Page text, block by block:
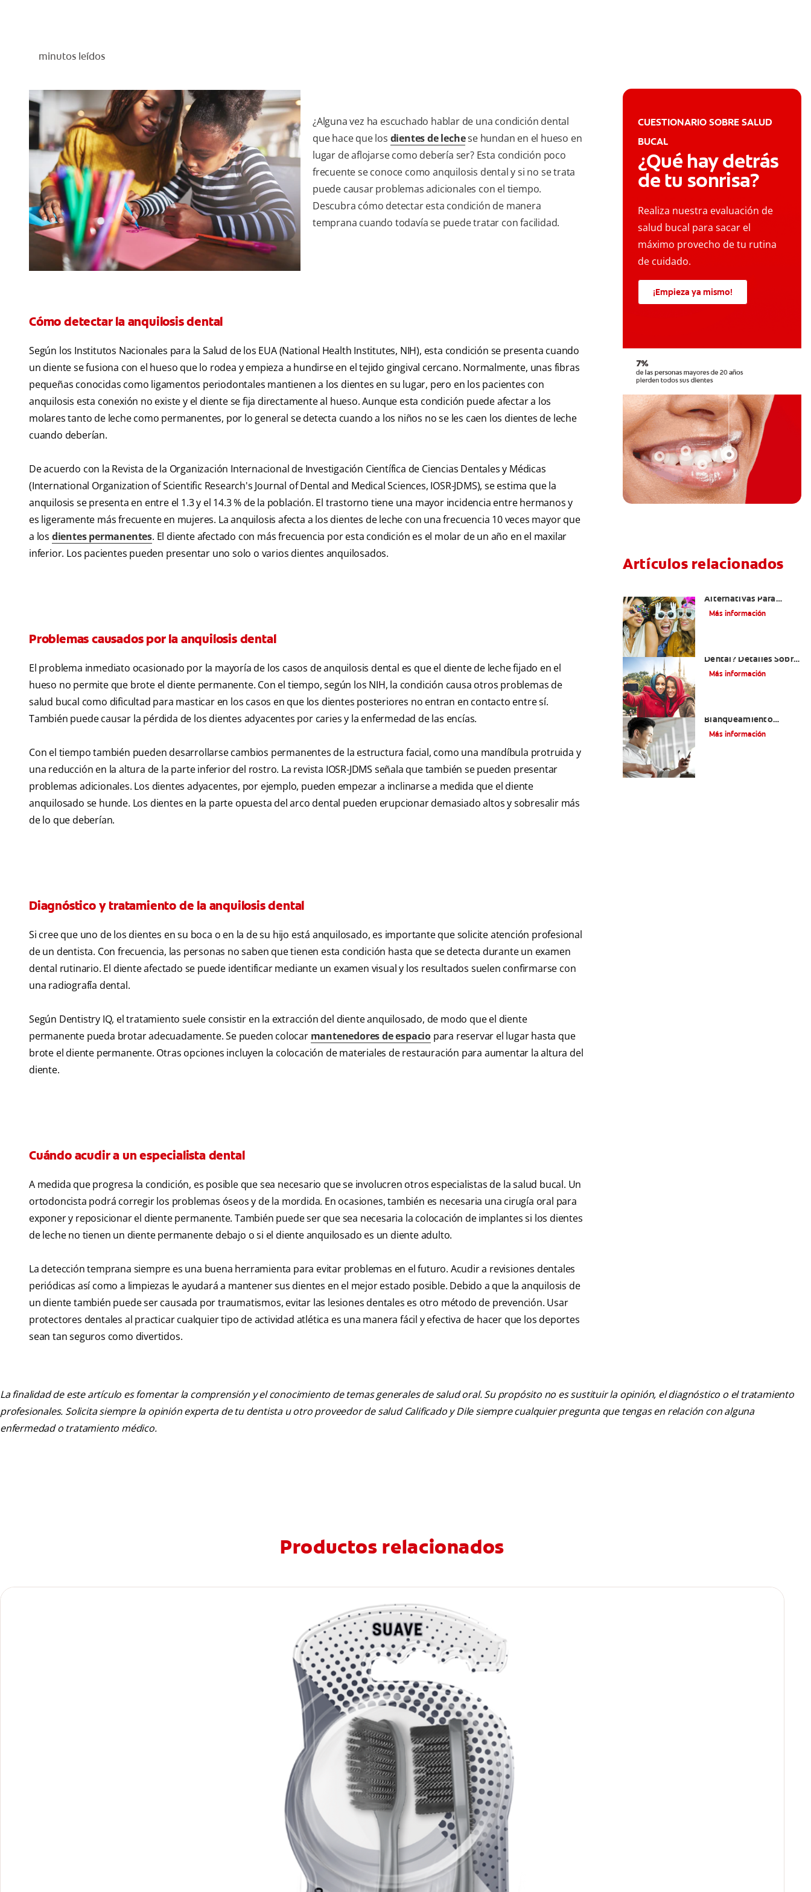
minutos leídos
¿Alguna vez ha escuchado hablar de una condición dental
que hace que los dientes de lechese hundan en el hueso en
lugar de aflojarse como debería ser? Esta condición poco
frecuente se conoce como anquilosis dental y si no se trata
puede causar problemas adicionales con el tiempo.
Descubra cómo detectar esta condición de manera
temprana cuando todavía se puede tratar con facilidad.
Cómo detectar la anquilosis dental
Según los Institutos Nacionales para la Salud de los EUA (National Health Institutes, NIH), esta condición se presenta cuando
un diente se fusiona con el hueso que lo rodea y empieza a hundirse en el tejido gingival cercano. Normalmente, unas fibras
pequeñas conocidas como ligamentos periodontales mantienen a los dientes en su lugar, pero en los pacientes con
anquilosis esta conexión no existe y el diente se fija directamente al hueso. Aunque esta condición puede afectar a los
molares tanto de leche como permanentes, por lo general se detecta cuando a los niños no se les caen los dientes de leche
cuando deberían.
De acuerdo con la Revista de la Organización Internacional de Investigación Científica de Ciencias Dentales y Médicas
(International Organization of Scientific Research's Journal of Dental and Medical Sciences, IOSR-JDMS), se estima que la
anquilosis se presenta en entre el 1.3 y el 14.3 % de la población. El trastorno tiene una mayor incidencia entre hermanos y
es ligeramente más frecuente en mujeres. La anquilosis afecta a los dientes de leche con una frecuencia 10 veces mayor que
a los dientes permanentes. El diente afectado con más frecuencia por esta condición es el molar de un año en el maxilar
inferior. Los pacientes pueden presentar uno solo o varios dientes anquilosados.
Problemas causados por la anquilosis dental
El problema inmediato ocasionado por la mayoría de los casos de anquilosis dental es que el diente de leche fijado en el
hueso no permite que brote el diente permanente. Con el tiempo, según los NIH, la condición causa otros problemas de
salud bucal como dificultad para masticar en los casos en que los dientes posteriores no entran en contacto entre sí.
También puede causar la pérdida de los dientes adyacentes por caries y la enfermedad de las encías.
Con el tiempo también pueden desarrollarse cambios permanentes de la estructura facial, como una mandíbula protruida y
una reducción en la altura de la parte inferior del rostro. La revista IOSR-JDMS señala que también se pueden presentar
problemas adicionales. Los dientes adyacentes, por ejemplo, pueden empezar a inclinarse a medida que el diente
anquilosado se hunde. Los dientes en la parte opuesta del arco dental pueden erupcionar demasiado altos y sobresalir más
de lo que deberían.
Diagnóstico y tratamiento de la anquilosis dental
Si cree que uno de los dientes en su boca o en la de su hijo está anquilosado, es importante que solicite atención profesional
de un dentista. Con frecuencia, las personas no saben que tienen esta condición hasta que se detecta durante un examen
dental rutinario. El diente afectado se puede identificar mediante un examen visual y los resultados suelen confirmarse con
una radiografía dental.
Según Dentistry IQ, el tratamiento suele consistir en la extracción del diente anquilosado, de modo que el diente
permanente pueda brotar adecuadamente. Se pueden colocar mantenedores de espacio para reservar el lugar hasta que
brote el diente permanente. Otras opciones incluyen la colocación de materiales de restauración para aumentar la altura del
diente.
Cuándo acudir a un especialista dental
A medida que progresa la condición, es posible que sea necesario que se involucren otros especialistas de la salud bucal. Un
ortodoncista podrá corregir los problemas óseos y de la mordida. En ocasiones, también es necesaria una cirugía oral para
exponer y reposicionar el diente permanente. También puede ser que sea necesaria la colocación de implantes si los dientes
de leche no tienen un diente permanente debajo o si el diente anquilosado es un diente adulto.
La detección temprana siempre es una buena herramienta para evitar problemas en el futuro. Acudir a revisiones dentales
periódicas así como a limpiezas le ayudará a mantener sus dientes en el mejor estado posible. Debido a que la anquilosis de
un diente también puede ser causada por traumatismos, evitar las lesiones dentales es otro método de prevención. Usar
protectores dentales al practicar cualquier tipo de actividad atlética es una manera fácil y efectiva de hacer que los deportes
sean tan seguros como divertidos.
CUESTIONARIO SOBRE SALUD
BUCAL
¿Qué hay detrás
de tu sonrisa?
Realiza nuestra evaluación de
salud bucal para sacar el
máximo provecho de tu rutina
de cuidado.
¡Empieza ya mismo!
Artículos relacionados
Alternativas Para
Mejorar Mi Sonrisa?
Más información
Dental? Detalles Sobre
Los Métodos Y Los
Más información
Blanqueamiento
Dental Y Carillas
Más información
La finalidad de este artículo es fomentar la comprensión y el conocimiento de temas generales de salud oral. Su propósito no es sustituir la opinión, el diagnóstico o el tratamiento
profesionales. Solicita siempre la opinión experta de tu dentista u otro proveedor de salud Calificado y Dile siempre cualquier pregunta que tengas en relación con alguna
enfermedad o tratamiento médico.
Productos relacionados